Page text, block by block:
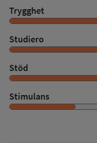
Trygghet
Studiero
Stöd
Stimulans